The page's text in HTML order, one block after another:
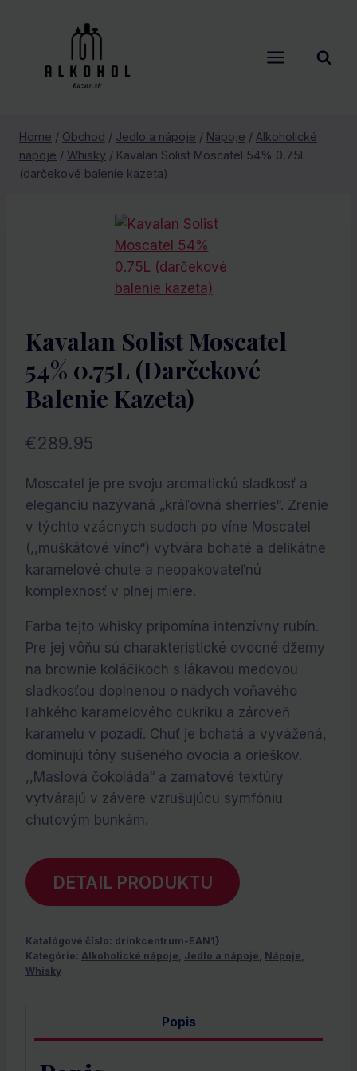
Home / Obchod / Jedlo a nápoje / Nápoje / Alkoholické
nápoje / Whisky / Kavalan Solist Moscatel 54% 0.75L
(darčekové balenie kazeta)
Kavalan Solist Moscatel
54% 0.75L (darčekové
Balenie Kazeta)
€289.95
Moscatel je pre svoju aromatickú sladkosť a
eleganciu nazývaná „kráľovná sherries“. Zrenie
v týchto vzácnych sudoch po víne Moscatel
(,,muškátové víno“) vytvára bohaté a delikátne
karamelové chute a neopakovateľnú
komplexnosť v plnej miere.
Farba tejto whisky pripomína intenzívny rubín.
Pre jej vôňu sú charakteristické ovocné džemy
na brownie koláčikoch s lákavou medovou
sladkosťou doplnenou o nádych voňavého
ľahkého karamelového cukríku a zároveň
karamelu v pozadí. Chuť je bohatá a vyvážená,
dominujú tóny sušeného ovocia a orieškov.
,,Maslová čokoláda“ a zamatové textúry
vytvárajú v závere vzrušujúcu symfóniu
chuťovým bunkám.
DETAIL PRODUKTU
Katalógové číslo: drinkcentrum-EAN1}
Kategórie: Alkoholické nápoje, Jedlo a nápoje, Nápoje,
Whisky
Popis